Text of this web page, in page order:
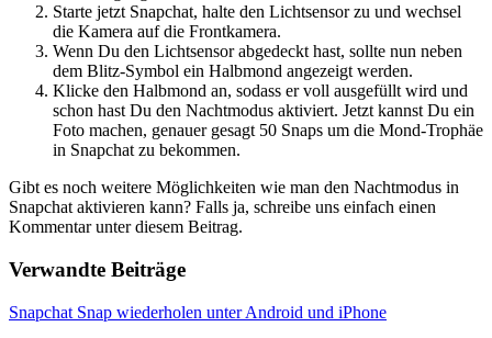
Starte jetzt Snapchat, halte den Lichtsensor zu und wechsel
die Kamera auf die Frontkamera.
Wenn Du den Lichtsensor abgedeckt hast, sollte nun neben
dem Blitz-Symbol ein Halbmond angezeigt werden.
Klicke den Halbmond an, sodass er voll ausgefüllt wird und
schon hast Du den Nachtmodus aktiviert. Jetzt kannst Du ein
Foto machen, genauer gesagt 50 Snaps um die Mond-Trophäe
in Snapchat zu bekommen.
Gibt es noch weitere Möglichkeiten wie man den Nachtmodus in
Snapchat aktivieren kann? Falls ja, schreibe uns einfach einen
Kommentar unter diesem Beitrag.
Verwandte Beiträge
Snapchat Snap wiederholen unter Android und iPhone